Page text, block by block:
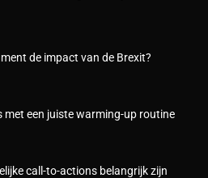
de impact van de Brexit?
met een juiste warming-up routine
call-to-actions belangrijk zijn